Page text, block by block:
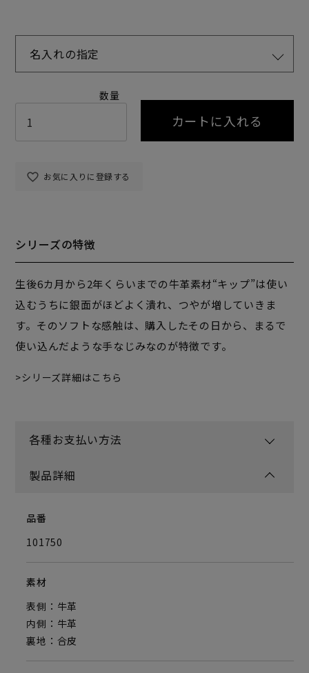
お気に入りに登録する
カートに入れる
名入れの指定
シリーズの特徴
生後6カ月から2年くらいまでの牛革素材“キップ”は使い
込むうちに銀面がほどよく潰れ、つやが増していきま
す。そのソフトな感触は、購入したその日から、まるで
使い込んだような手なじみなのが特徴です。
シリーズ詳細はこちら
各種お支払い方法
製品詳細
品番
101750
素材
表側：牛革
内側：牛革
裏地：合皮